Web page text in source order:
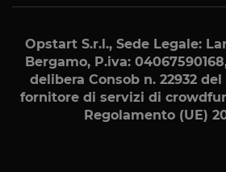
Opstart S.r.l., Sede Legale:
Bergamo, P.iva: 04067590168
delibera Consob n. 22932 del
fornitore di servizi di
Regolamento (UE)